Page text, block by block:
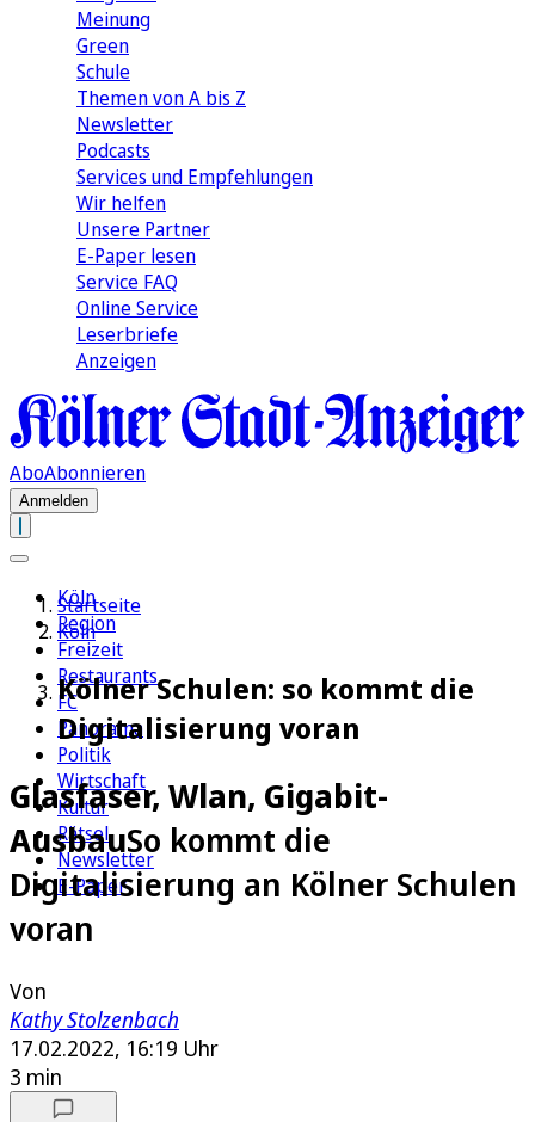
Meinung
Green
Schule
Themen von A bis Z
Newsletter
Podcasts
Services und Empfehlungen
Wir helfen
Unsere Partner
E-Paper lesen
Service FAQ
Online Service
Leserbriefe
Anzeigen
AboAbonnieren
Anmelden
Köln
Region
Freizeit
Restaurants
FC
Panorama
Politik
Wirtschaft
Kultur
Rätsel
Newsletter
E-Paper
Startseite
Köln
Kölner Schulen: so kommt die
Digitalisierung voran
Glasfaser, Wlan, Gigabit-
AusbauSo kommt die
Digitalisierung an Kölner Schulen
voran
Von
Kathy Stolzenbach
17.02.2022, 16:19 Uhr
3 min